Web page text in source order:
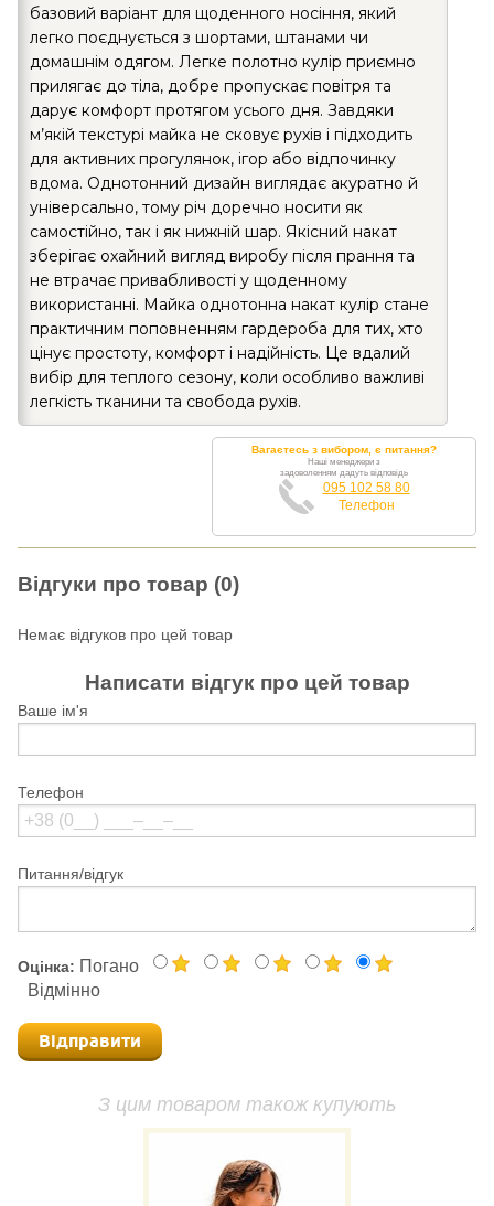
базовий варіант для щоденного носіння, який
легко поєднується з шортами, штанами чи
домашнім одягом. Легке полотно кулір приємно
прилягає до тіла, добре пропускає повітря та
дарує комфорт протягом усього дня. Завдяки
м’якій текстурі майка не сковує рухів і підходить
для активних прогулянок, ігор або відпочинку
вдома. Однотонний дизайн виглядає акуратно й
універсально, тому річ доречно носити як
самостійно, так і як нижній шар. Якісний накат
зберігає охайний вигляд виробу після прання та
не втрачає привабливості у щоденному
використанні. Майка однотонна накат кулір стане
практичним поповненням гардероба для тих, хто
цінує простоту, комфорт і надійність. Це вдалий
вибір для теплого сезону, коли особливо важливі
легкість тканини та свобода рухів.
Вагаєтесь з вибором, є питання?
Наші менеджери з
задоволенням дадуть відповідь
095 102 58 80
Телефон
Відгуки про товар (0)
Немає відгуков про цей товар
Написати відгук про цей товар
Ваше ім'я
Телефон
Питання/відгук
Оцінка: Погано
Відмінно
Відправити
З цим товаром також купують